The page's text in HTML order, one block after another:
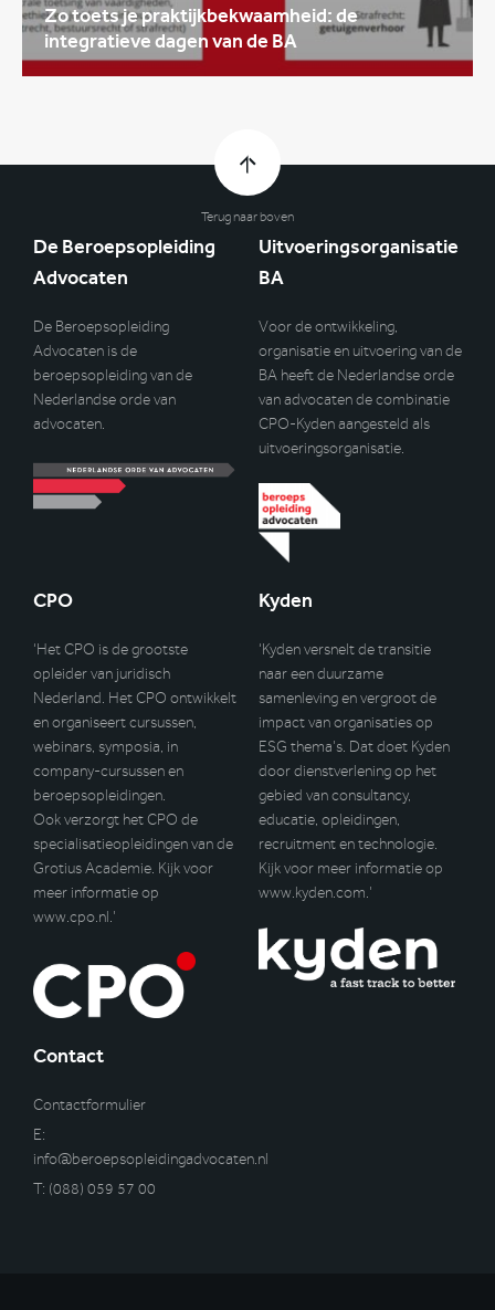
Zo toets je praktijkbekwaamheid: de
integratieve dagen van de BA
Terug naar boven
De Beroepsopleiding
Advocaten
De Beroepsopleiding
Advocaten is de
beroepsopleiding van de
Nederlandse orde van
advocaten.
Uitvoeringsorganisatie
BA
Voor de ontwikkeling,
organisatie en uitvoering van de
BA heeft de Nederlandse orde
van advocaten de combinatie
CPO-Kyden aangesteld als
uitvoeringsorganisatie.
CPO
‘Het CPO is de grootste
opleider van juridisch
Nederland. Het CPO ontwikkelt
en organiseert cursussen,
webinars, symposia, in
company-cursussen en
beroepsopleidingen.
Ook verzorgt het CPO de
specialisatieopleidingen van de
Grotius Academie. Kijk voor
meer informatie op
www.cpo.nl.’
Kyden
‘Kyden versnelt de transitie
naar een duurzame
samenleving en vergroot de
impact van organisaties op
ESG thema’s. Dat doet Kyden
door dienstverlening op het
gebied van consultancy,
educatie, opleidingen,
recruitment en technologie.
Kijk voor meer informatie op
www.kyden.com.’
Contact
Contactformulier
E:
info@beroepsopleidingadvocaten.nl
T: (088) 059 57 00